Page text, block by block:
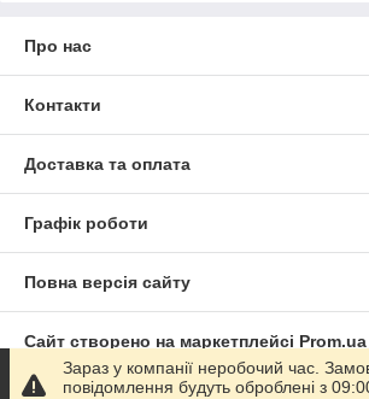
Про нас
Контакти
Доставка та оплата
Графік роботи
Повна версія сайту
Сайт створено на маркетплейсі Prom.ua
Зараз у компанії неробочий час.
повідомлення будуть оброблені з